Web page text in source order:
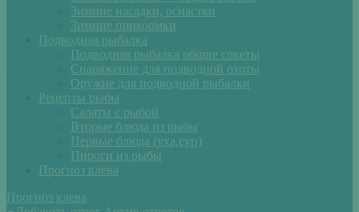
Зимние насадки, оснастки
Зимние прикормки
Подводная рыбалка
Подводная рыбалка общие советы
Снаряжение для подводной охоты
Оружие для подводной рыбалки
Рецепты рыбы
Салаты с рыбой
Вторые блюда из рыбы
Первые блюда (уха,суп)
Пироги из рыбы
Прогноз клева
Прогноз клева